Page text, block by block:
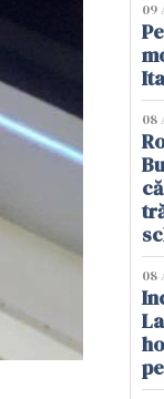
09
08
08